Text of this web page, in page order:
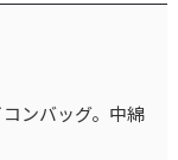
ンバッグ。中綿